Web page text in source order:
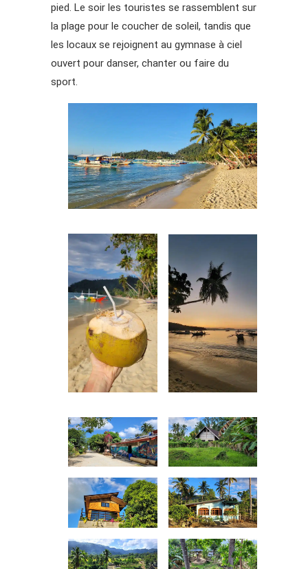
pied. Le soir les touristes se rassemblent sur
la plage pour le coucher de soleil, tandis que
les locaux se rejoignent au gymnase à ciel
ouvert pour danser, chanter ou faire du
sport.